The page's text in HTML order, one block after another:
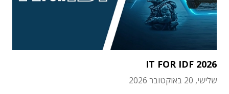
IT FOR IDF 2026
שלישי, 20 באוקטובר 2026